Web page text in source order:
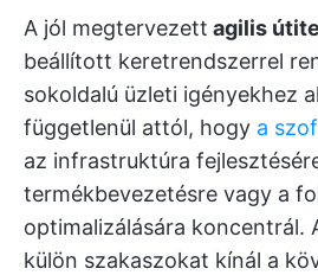
A jól megtervezett agilis
beállított keretrendszerrel
sokoldalú üzleti igényekhez
függetlenül attól, hogy a
az infrastruktúra
termékbevezetésre vagy a
optimalizálására koncentrál.
külön szakaszokat kínál a